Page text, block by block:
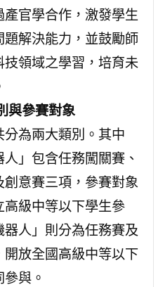
產官學合作，激發學生
題解決能力，並鼓勵師
技領域之學習，培育未
與參賽對象
分為兩大類別。其中
人」包含任務闖關賽、
創意賽三項，參賽對象
高級中等以下學生參
器人」則分為任務賽及
開放全國高級中等以下
與。